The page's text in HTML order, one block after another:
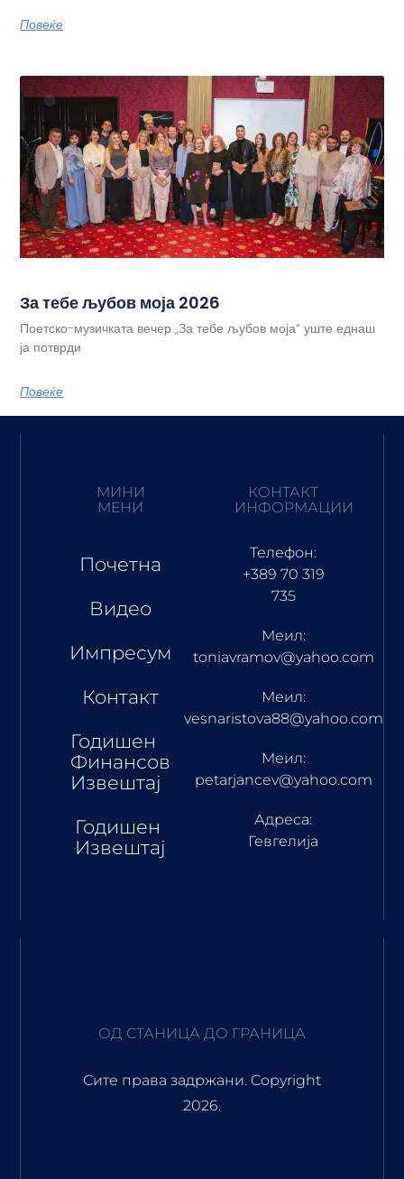
Повеќе
За тебе љубов моја 2026
Поетско-музичката вечер „За тебе љубов моја“ уште еднаш
ја потврди
Повеќе
МИНИ
МЕНИ
Почетна
Видео
Импресум
Контакт
Годишен
Финансов
Извештај
Годишен
Извештај
КОНТАКТ
ИНФОРМАЦИИ
Телефон:
+389 70 319
735
Меил:
toniavramov@yahoo.com
Меил:
vesnaristova88@yahoo.com
Меил:
petarjancev@yahoo.com
Адреса:
Гевгелија
ОД СТАНИЦА ДО ГРАНИЦА
Сите права задржани. Copyright
2026.